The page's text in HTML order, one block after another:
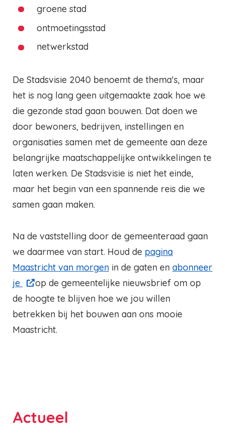
groene stad
ontmoetingsstad
netwerkstad
De Stadsvisie 2040 benoemt de thema's, maar
het is nog lang geen uitgemaakte zaak hoe we
die gezonde stad gaan bouwen. Dat doen we
door bewoners, bedrijven, instellingen en
organisaties samen met de gemeente aan deze
belangrijke maatschappelijke ontwikkelingen te
laten werken. De Stadsvisie is niet het einde,
maar het begin van een spannende reis die we
samen gaan maken.
Na de vaststelling door de gemeenteraad gaan
we daarmee van start. Houd de pagina
Maastricht van morgen in de gaten en abonneer
je
op de gemeentelijke nieuwsbrief om op
de hoogte te blijven hoe we jou willen
betrekken bij het bouwen aan ons mooie
Maastricht.
Actueel